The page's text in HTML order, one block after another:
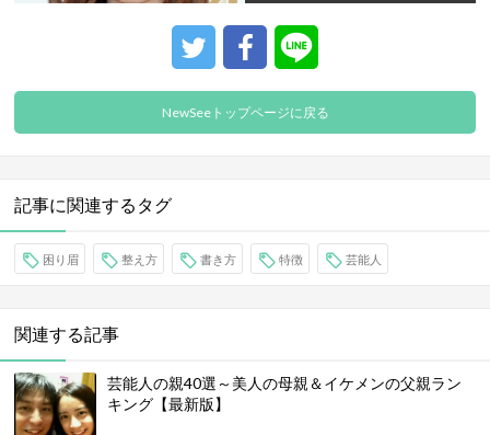
NewSeeトップページに戻る
記事に関連するタグ
困り眉 整え方 書き方 特徴 芸能人
関連する記事
芸能人の親40選～美人の母親＆イケメンの父親ラン
キング【最新版】